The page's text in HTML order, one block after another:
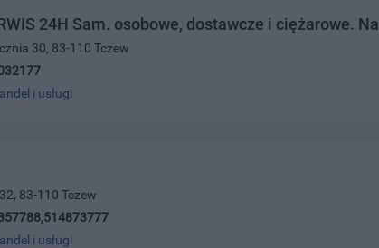
24H Sam. osobowe, dostawcze i ciężarowe.
30, 83-110 Tczew
i usługi
83-110 Tczew
i usługi